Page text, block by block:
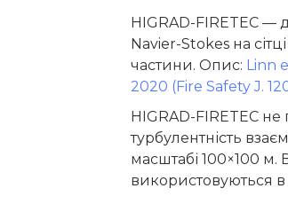
HIGRAD-FIRETEC —
Navier-Stokes на
частини. Опис: Linn
2020 (Fire Safety J.
HIGRAD-FIRETEC
турбулентність
масштабі 100×100 м.
використовуються